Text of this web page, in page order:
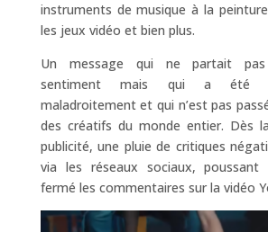
instruments de musique à la
les jeux vidéo et bien plus.
Un message qui ne partait pas
sentiment mais qui a été
maladroitement et qui n’est pas
des créatifs du monde entier. Dès
publicité, une pluie de critiques
via les réseaux sociaux, poussant
fermé les commentaires sur la vidéo